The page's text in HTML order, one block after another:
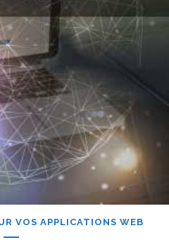
VOS APPLICATIONS WEB